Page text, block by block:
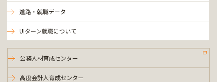
進路・就職データ
UIターン就職について
公務人材育成センター
高度会計人育成センター